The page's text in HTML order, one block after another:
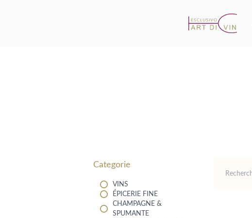
Filters
Categorie
VINS
ÉPICERIE FINE
CHAMPAGNE &
SPUMANTE